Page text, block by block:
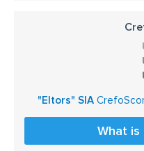
"Eltors" SIA
What is